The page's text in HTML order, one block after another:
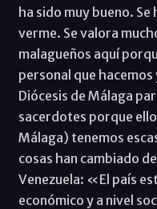
ha sido muy bueno.
verme. Se valora
malagueños aquí
personal que
Diócesis de Málaga
sacerdotes porque
Málaga) tenemos
cosas han cambiado
Venezuela: «El país
económico y a nivel